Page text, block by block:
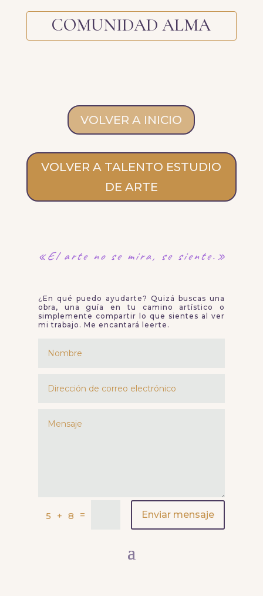
COMUNIDAD ALMA
VOLVER A INICIO
VOLVER A TALENTO ESTUDIO
DE ARTE
«El arte no se mira, se siente.»
¿En qué puedo ayudarte? Quizá buscas una
obra, una guía en tu camino artístico o
simplemente compartir lo que sientes al ver
mi trabajo. Me encantará leerte.
5 + 8 = Enviar mensaje